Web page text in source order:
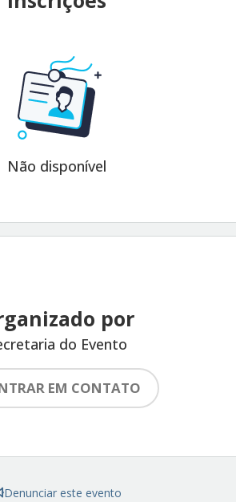
Não disponível
por
do Evento
EM CONTATO
Denunciar este evento